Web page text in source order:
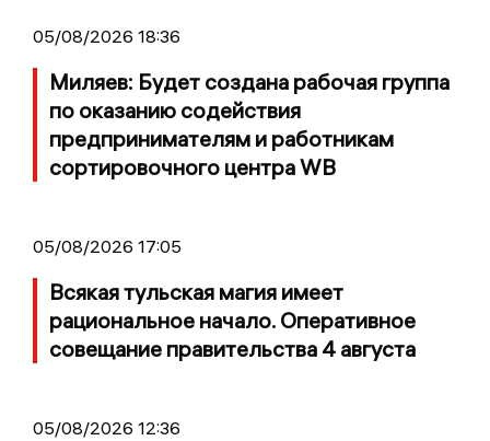
05/08/2026 18:36
Миляев: Будет создана рабочая группа
по оказанию содействия
предпринимателям и работникам
сортировочного центра WB
05/08/2026 17:05
Всякая тульская магия имеет
рациональное начало. Оперативное
совещание правительства 4 августа
05/08/2026 12:36